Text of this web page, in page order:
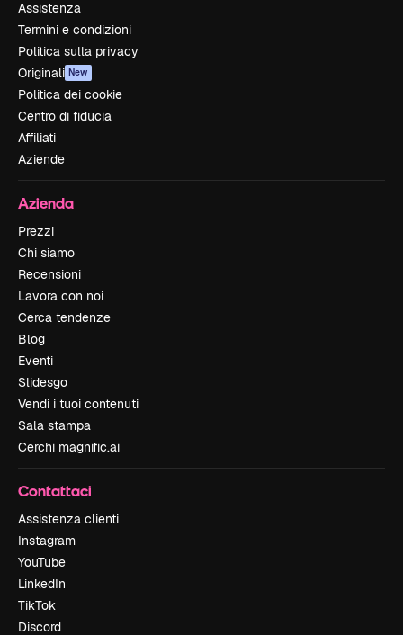
Assistenza
Termini e condizioni
Politica sulla privacy
Originali New
Politica dei cookie
Centro di fiducia
Affiliati
Aziende
Azienda
Prezzi
Chi siamo
Recensioni
Lavora con noi
Cerca tendenze
Blog
Eventi
Slidesgo
Vendi i tuoi contenuti
Sala stampa
Cerchi magnific.ai
Contattaci
Assistenza clienti
Instagram
YouTube
LinkedIn
TikTok
Discord